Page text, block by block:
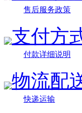
售后服务政策
支付方
付款详细说明
物流配
快递运输